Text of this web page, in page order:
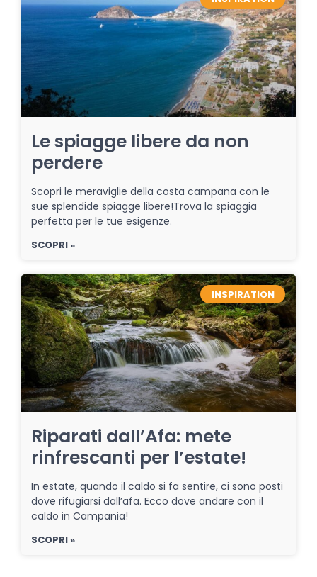
Le spiagge libere da non
perdere
Scopri le meraviglie della costa campana con le
sue splendide spiagge libere!Trova la spiaggia
perfetta per le tue esigenze.
SCOPRI »
INSPIRATION
Riparati dall’Afa: mete
rinfrescanti per l’estate!
In estate, quando il caldo si fa sentire, ci sono posti
dove rifugiarsi dall’afa. Ecco dove andare con il
caldo in Campania!
SCOPRI »